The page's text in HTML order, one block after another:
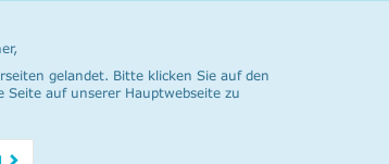
gelandet. Bitte klicken Sie auf den
Seite auf unserer Hauptwebseite zu